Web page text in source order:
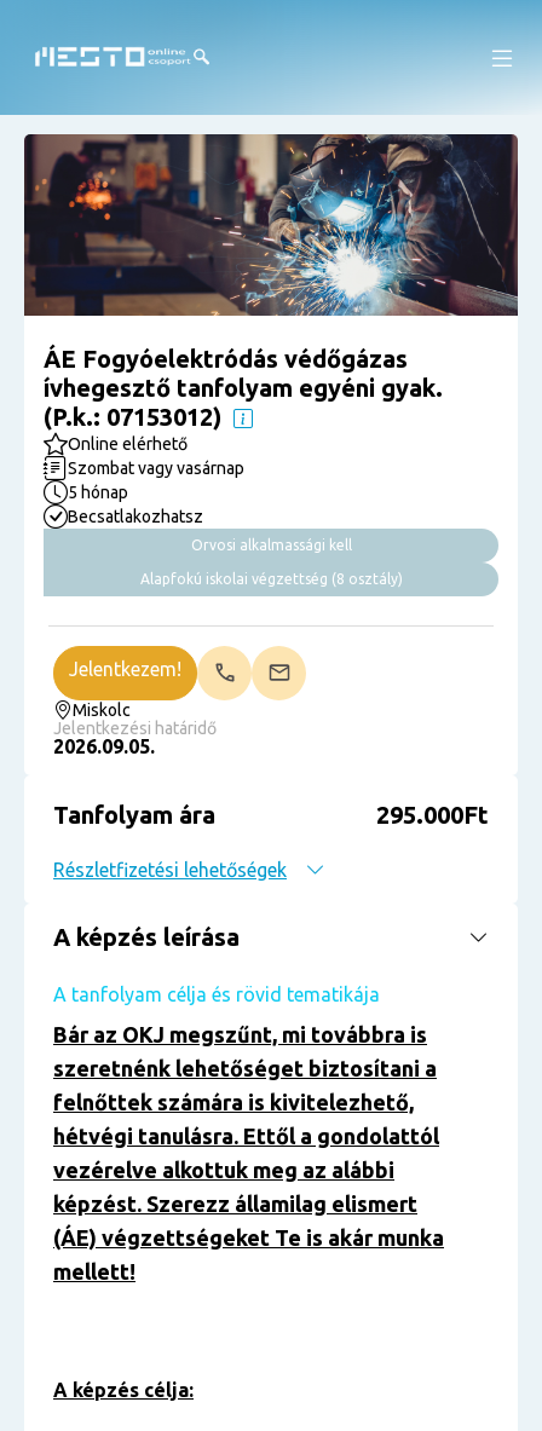
ÁE Fogyóelektródás védőgázas
ívhegesztő tanfolyam egyéni gyak.
(P.k.: 07153012)
Online elérhető
Szombat vagy vasárnap
5 hónap
Becsatlakozhatsz
Orvosi alkalmassági kell
Alapfokú iskolai végzettség (8 osztály)
Miskolc
Jelentkezési határidő
2026.09.05.
Jelentkezem!
Tanfolyam ára 295.000Ft
Részletfizetési lehetőségek
A képzés leírása
A tanfolyam célja és rövid tematikája
Bár az OKJ megszűnt, mi továbbra is
szeretnénk lehetőséget biztosítani a
felnőttek számára is kivitelezhető,
hétvégi tanulásra. Ettől a gondolattól
vezérelve alkottuk meg az alábbi
képzést. Szerezz államilag elismert
(ÁE) végzettségeket Te is akár munka
mellett!
A képzés célja: